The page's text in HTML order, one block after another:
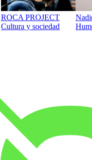
ROCA PROJECT
Cultura y sociedad